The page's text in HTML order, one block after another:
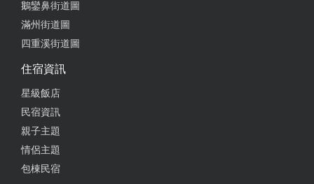
鵝鑾鼻街道圖
滿州街道圖
四重溪街道圖
住宿資訊
星級飯店
民宿資訊
親子主題
情侶主題
包棟民宿